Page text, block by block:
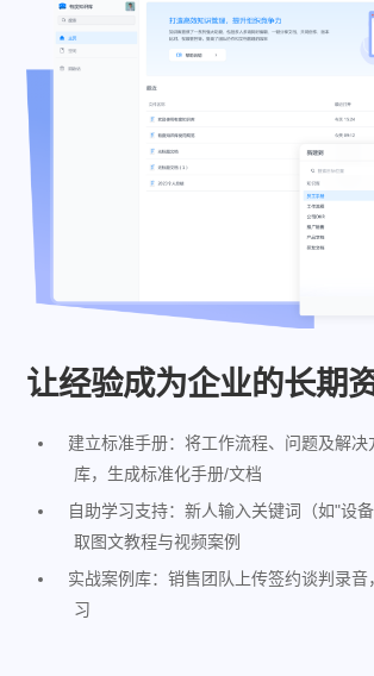
让经验成为企业的长期
建立标准手册：将工作流程、问题及解决
库，生成标准化手册/文档
自助学习支持：新人输入关键词（如"设
取图文教程与视频案例
实战案例库：销售团队上传签约谈判录
习